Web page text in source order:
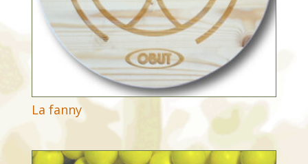
La fanny